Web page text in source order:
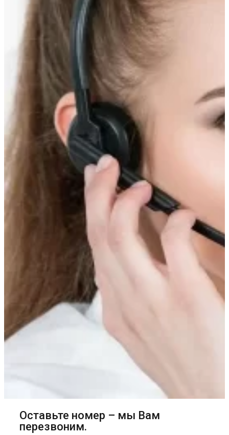
Оставьте номер – мы Вам
перезвоним.